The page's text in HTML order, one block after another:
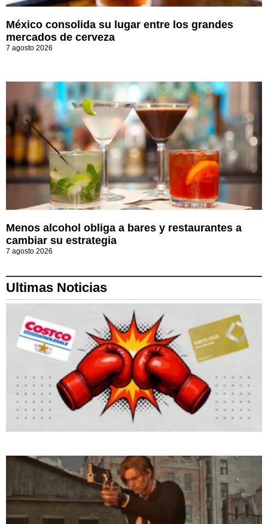
México consolida su lugar entre los grandes
mercados de cerveza
7 agosto 2026
Menos alcohol obliga a bares y restaurantes a
cambiar su estrategia
7 agosto 2026
Ultimas Noticias